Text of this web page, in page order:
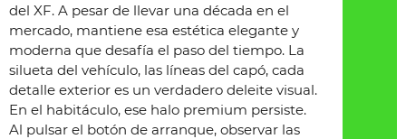
del XF. A pesar de llevar una década en el
mercado, mantiene esa estética elegante y
moderna que desafía el paso del tiempo. La
silueta del vehículo, las líneas del capó, cada
detalle exterior es un verdadero deleite visual.
En el habitáculo, ese halo premium persiste.
Al pulsar el botón de arranque, observar las